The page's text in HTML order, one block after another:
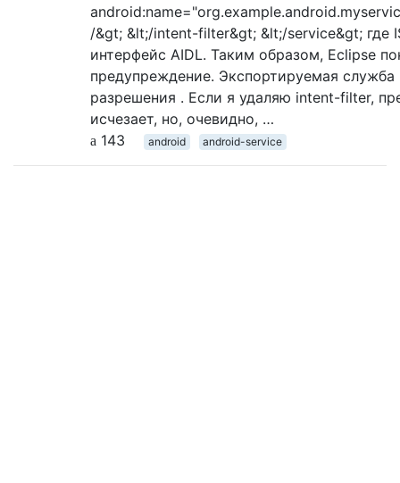
/&gt; &lt;/intent-filter&gt; &lt;/service&gt; где
интерфейс AIDL. Таким образом, Eclipse
предупреждение. Экспортируемая служба
разрешения . Если я удаляю intent-filter,
исчезает, но, очевидно, …
143
android android-service